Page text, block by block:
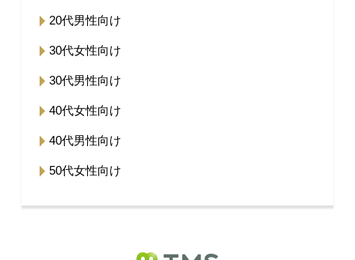
20代男性向け
30代女性向け
30代男性向け
40代女性向け
40代男性向け
50代女性向け